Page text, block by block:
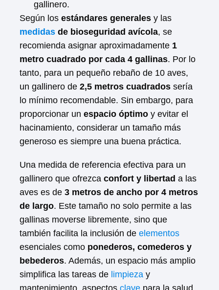
gallinero.
Según los estándares generales y las
medidas de bioseguridad avícola, se
recomienda asignar aproximadamente 1
metro cuadrado por cada 4 gallinas. Por lo
tanto, para un pequeño rebaño de 10 aves,
un gallinero de 2,5 metros cuadrados sería
lo mínimo recomendable. Sin embargo, para
proporcionar un espacio óptimo y evitar el
hacinamiento, considerar un tamaño más
generoso es siempre una buena práctica.
Una medida de referencia efectiva para un
gallinero que ofrezca confort y libertad a las
aves es de 3 metros de ancho por 4 metros
de largo. Este tamaño no solo permite a las
gallinas moverse libremente, sino que
también facilita la inclusión de elementos
esenciales como ponederos, comederos y
bebederos. Además, un espacio más amplio
simplifica las tareas de limpieza y
mantenimiento, aspectos clave para la salud